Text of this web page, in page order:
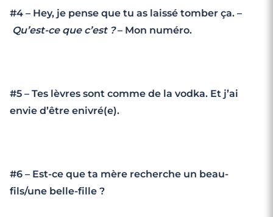
#4 – Hey, je pense que tu as laissé tomber ça. –
Qu’est-ce que c’est ?– Mon numéro.
#5 – Tes lèvres sont comme de la vodka. Et j’ai
envie d’être enivré(e).
#6 – Est-ce que ta mère recherche un beau-
fils/une belle-fille ?